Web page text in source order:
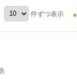
件ずつ表示